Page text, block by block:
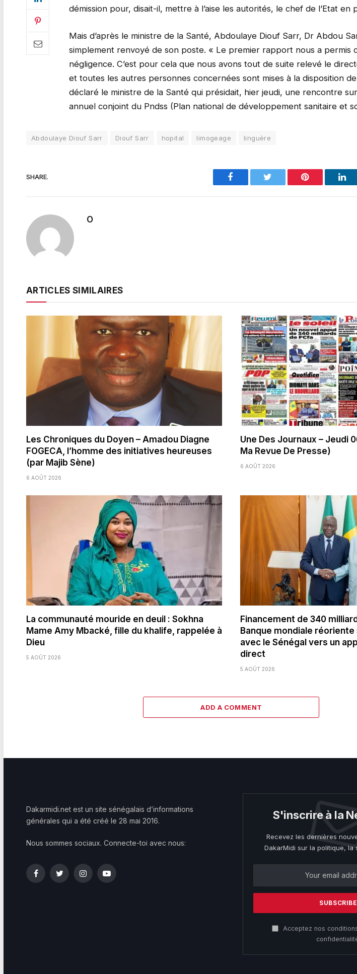
démission pour, disait-il, mettre à l’aise les autorités, le chef de l’Etat en
Mais d’après le ministre de la Santé, Abdoulaye Diouf Sarr, Dr Abdou
simplement renvoyé de son poste. « Le premier rapport nous a permis
négligence. C’est pour cela que nous avons tout de suite relevé le
et toutes les autres personnes concernées sont mises à la disposition
déclaré le ministre de la Santé qui présidait, hier jeudi, une rencontre
annuel conjoint du Pndss (Plan national de développement sanitaire et
Abdoulaye Diouf Sarr Diouf Sarr hopital limogeage linguère
SHARE. Facebook Pinterest
O
ARTICLES SIMILAIRES
Les Chroniques du Doyen – Amadou Diagne
FOGECA, l’homme des initiatives heureuses
(par Majib Sène)
6 AOÛT 2026
Une Des Journaux – Jeudi
Ma Revue De Presse)
6 AOÛT 2026
La communauté mouride en deuil : Sokhna
Mame Amy Mbacké, fille du khalife, rappelée à
Dieu
5 AOÛT 2026
Financement de 340
Banque mondiale
avec le Sénégal vers un
direct
5 AOÛT 2026
ADD A COMMENT
Dakarmidi.net est un site sénégalais d’informations
générales qui a été créé le 28 mai 2016.
Nous sommes sociaux. Connecte-toi avec nous:
FacebookTwitterInstagramYouTube
S'inscrire à la
Recevez les dernières
DakarMidi sur la politique, la
Acceptez nos